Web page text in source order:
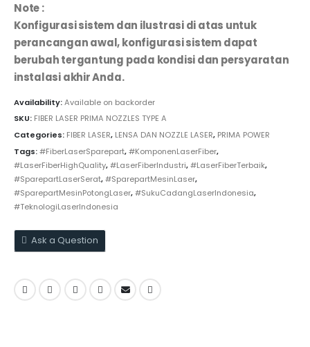
Note :
Konfigurasi sistem dan ilustrasi di atas untuk
perancangan awal, konfigurasi sistem dapat
berubah tergantung pada kondisi dan persyaratan
instalasi akhir Anda.
Availability:Available on backorder
SKU: FIBER LASER PRIMA NOZZLES TYPE A
Categories: FIBER LASER, LENSA DAN NOZZLE LASER, PRIMA POWER
Tags:#FiberLaserSparepart,#KomponenLaserFiber,
#LaserFiberHighQuality,#LaserFiberIndustri,#LaserFiberTerbaik,
#SparepartLaserSerat,#SparepartMesinLaser,
#SparepartMesinPotongLaser,#SukuCadangLaserIndonesia,
#TeknologiLaserIndonesia
Ask a Question